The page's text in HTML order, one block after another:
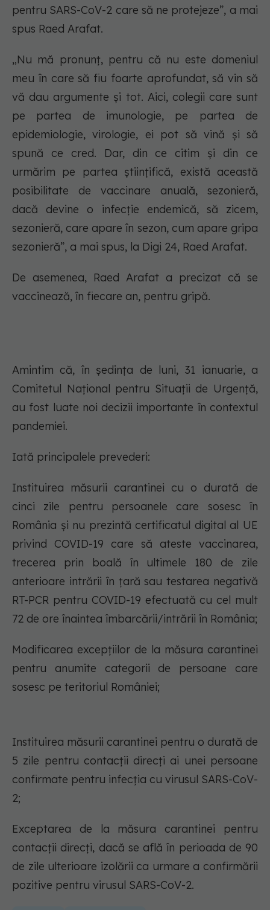
pentru SARS-CoV-2 care să ne protejeze”, a mai
spus Raed Arafat.
„Nu mă pronunț, pentru că nu este domeniul
meu în care să fiu foarte aprofundat, să vin să
vă dau argumente și tot. Aici, colegii care sunt
pe partea de imunologie, pe partea de
epidemiologie, virologie, ei pot să vină și să
spună ce cred. Dar, din ce citim și din ce
urmărim pe partea științifică, există această
posibilitate de vaccinare anuală, sezonieră,
dacă devine o infecție endemică, să zicem,
sezonieră, care apare în sezon, cum apare gripa
sezonieră”, a mai spus, la Digi 24, Raed Arafat.
De asemenea, Raed Arafat a precizat că se
vaccinează, în fiecare an, pentru gripă.
Amintim că, în ședința de luni, 31 ianuarie, a
Comitetul Național pentru Situații de Urgență,
au fost luate noi decizii importante în contextul
pandemiei.
Iată principalele prevederi:
Instituirea măsurii carantinei cu o durată de
cinci zile pentru persoanele care sosesc în
România și nu prezintă certificatul digital al UE
privind COVID-19 care să ateste vaccinarea,
trecerea prin boală în ultimele 180 de zile
anterioare intrării în țară sau testarea negativă
RT-PCR pentru COVID-19 efectuată cu cel mult
72 de ore înaintea îmbarcării/intrării în România;
Modificarea excepțiilor de la măsura carantinei
pentru anumite categorii de persoane care
sosesc pe teritoriul României;
Instituirea măsurii carantinei pentru o durată de
5 zile pentru contacții direcți ai unei persoane
confirmate pentru infecția cu virusul SARS-CoV-
2;
Exceptarea de la măsura carantinei pentru
contacții direcți, dacă se află în perioada de 90
de zile ulterioare izolării ca urmare a confirmării
pozitive pentru virusul SARS-CoV-2.